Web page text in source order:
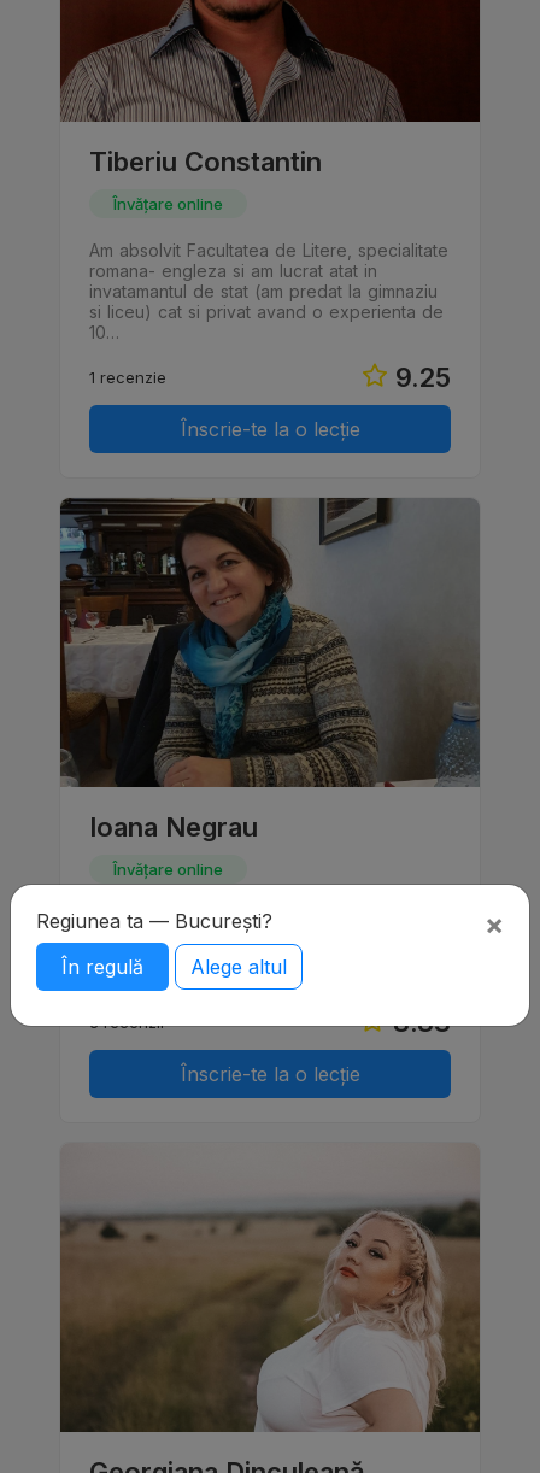
Tiberiu Constantin
Învățare online
Am absolvit Facultatea de Litere, specialitate
romana- engleza si am lucrat atat in
invatamantul de stat (am predat la gimnaziu
si liceu) cat si privat avand o experienta de
10…
9.25
1 recenzie
Înscrie-te la o lecție
Ioana Negrau
Învățare online
Pregatesc pentru examenele Cambridge,
ofer cursuri de conversatie pentru adulti.
Cursuri interactive de engleza, metode
moderne.
8.83
3 recenzii
Înscrie-te la o lecție
×
Regiunea ta — București?
În regulă
Alege altul